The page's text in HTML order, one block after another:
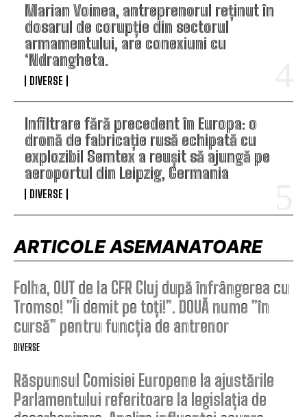
Marian Voinea, antreprenorul reținut în
dosarul de corupție din sectorul
armamentului, are conexiuni cu
‘Ndrangheta.
DIVERSE
Infiltrare fără precedent în Europa: o
dronă de fabricație rusă echipată cu
explozibil Semtex a reușit să ajungă pe
aeroportul din Leipzig, Germania
DIVERSE
ARTICOLE ASEMANATOARE
Folha, OUT de la CFR Cluj după înfrângerea cu
Tromso! ”Îi demit pe toți!”. DOUĂ nume ”în
cursă” pentru funcția de antrenor
DIVERSE
Răspunsul Comisiei Europene la ajustările
Parlamentului referitoare la legislația de